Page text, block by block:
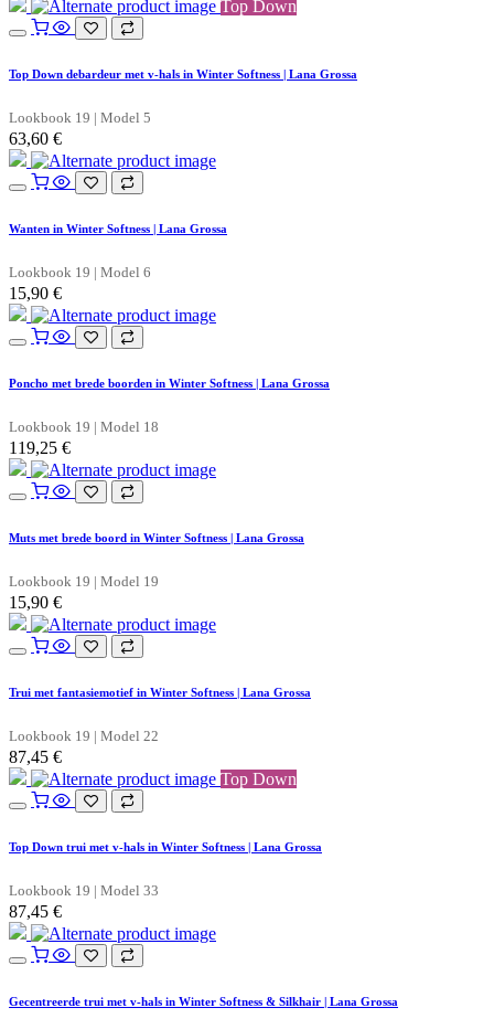
Top Down
Top Down debardeur met v-hals in Winter Softness | Lana Grossa
Lookbook 19 | Model 5
63,60 €
Wanten in Winter Softness | Lana Grossa
Lookbook 19 | Model 6
15,90 €
Poncho met brede boorden in Winter Softness | Lana Grossa
Lookbook 19 | Model 18
119,25 €
Muts met brede boord in Winter Softness | Lana Grossa
Lookbook 19 | Model 19
15,90 €
Trui met fantasiemotief in Winter Softness | Lana Grossa
Lookbook 19 | Model 22
87,45 €
Top Down
Top Down trui met v-hals in Winter Softness | Lana Grossa
Lookbook 19 | Model 33
87,45 €
Gecentreerde trui met v-hals in Winter Softness & Silkhair | Lana Grossa